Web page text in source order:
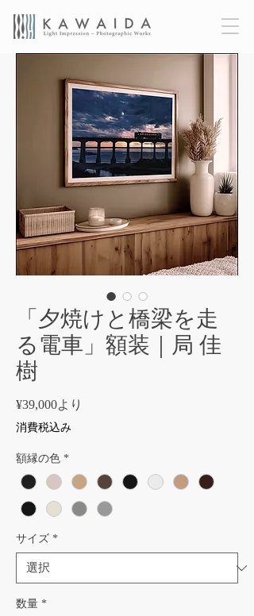
「夕焼けと橋梁を走
る電車」額装｜局 佳
樹
¥39,000より
消費税込み
額縁の色 *
サイズ *
数量 *